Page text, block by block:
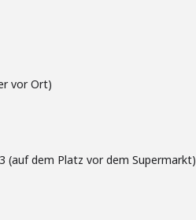
vor Ort)
(auf dem Platz vor dem Supermarkt)